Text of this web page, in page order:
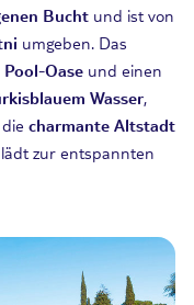
Bucht und ist von
umgeben. Das
Pool-Oase und einen
Wasser,
charmante Altstadt
zur entspannten